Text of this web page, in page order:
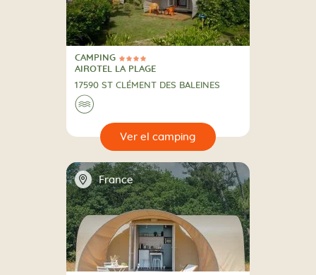
4 Estrellas
CAMPING
CAMPING
AIROTEL LA PLAGE
17590 ST CLÉMENT DES BALEINES
🌊
📍 France